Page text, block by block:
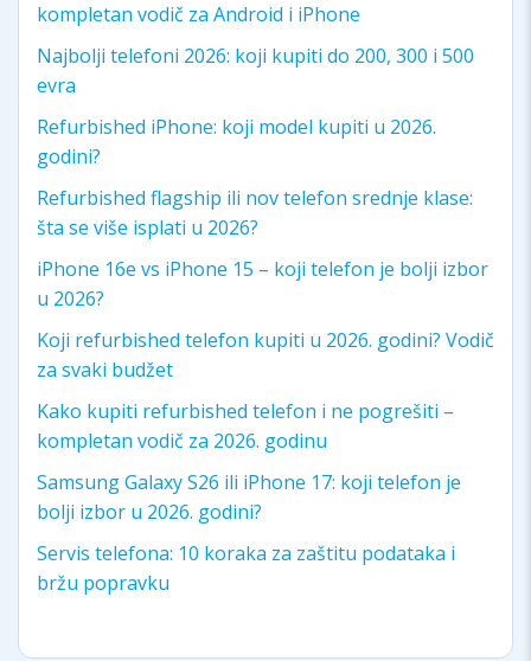
kompletan vodič za Android i iPhone
Najbolji telefoni 2026: koji kupiti do 200, 300 i 500
evra
Refurbished iPhone: koji model kupiti u 2026.
godini?
Refurbished flagship ili nov telefon srednje klase:
šta se više isplati u 2026?
iPhone 16e vs iPhone 15 – koji telefon je bolji izbor
u 2026?
Koji refurbished telefon kupiti u 2026. godini? Vodič
za svaki budžet
Kako kupiti refurbished telefon i ne pogrešiti –
kompletan vodič za 2026. godinu
Samsung Galaxy S26 ili iPhone 17: koji telefon je
bolji izbor u 2026. godini?
Servis telefona: 10 koraka za zaštitu podataka i
bržu popravku